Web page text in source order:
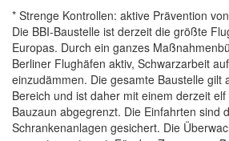
* Strenge Kontrollen: aktive Prävention
Die BBI-Baustelle ist derzeit die größte
Europas. Durch ein ganzes
Berliner Flughäfen aktiv, Schwarzarbeit
einzudämmen. Die gesamte Baustelle gilt
Bereich und ist daher mit einem derzeit
Bauzaun abgegrenzt. Die Einfahrten sind
Schrankenanlagen gesichert. Die